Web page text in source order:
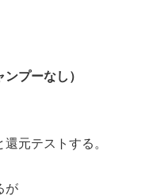
プーなし）
元テストする。
が